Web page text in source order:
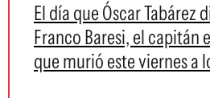
El día que Óscar Tabárez
Franco Baresi, el capitán
que murió este viernes a